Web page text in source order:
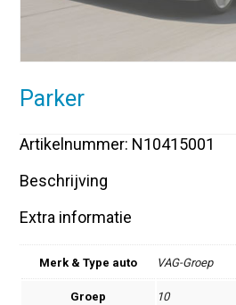
Parker
Artikelnummer: N10415001
Beschrijving
Extra informatie
Merk & Type auto VAG-Groep
Groep 10